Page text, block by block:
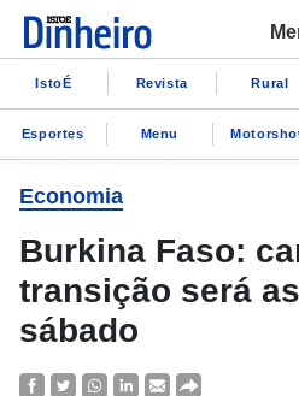
IstoÉ Revista Rural
Esportes Menu
Economia
Burkina Faso:
transição será
sábado